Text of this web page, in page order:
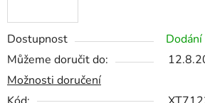
Dostupnost
Můžeme doručit do:
Možnosti doručení